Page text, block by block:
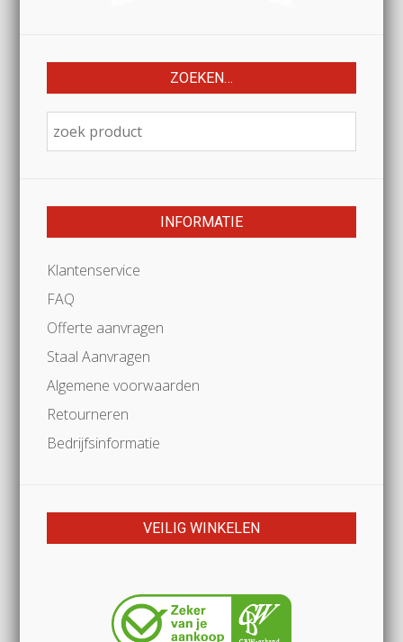
ZOEKEN…
INFORMATIE
Klantenservice
FAQ
Offerte aanvragen
Staal Aanvragen
Algemene voorwaarden
Retourneren
Bedrijfsinformatie
VEILIG WINKELEN